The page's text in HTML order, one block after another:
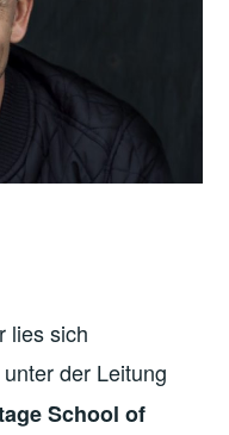
lies sich
unter der Leitung
School of